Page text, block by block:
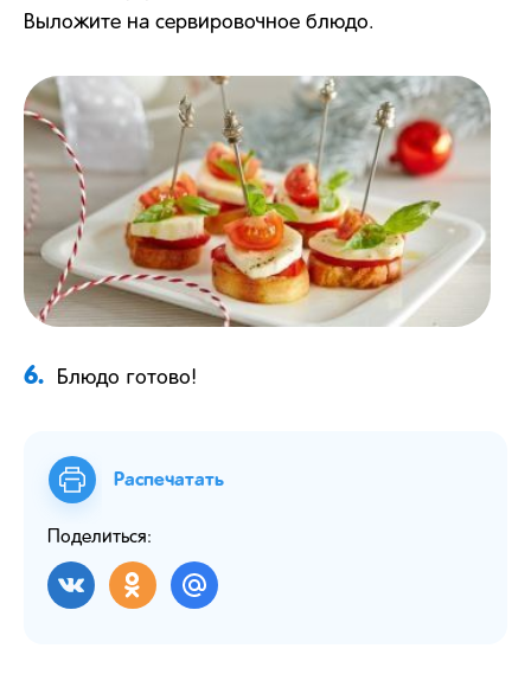
Выложите на сервировочное блюдо.
6. Блюдо готово!
Распечатать
Поделиться: